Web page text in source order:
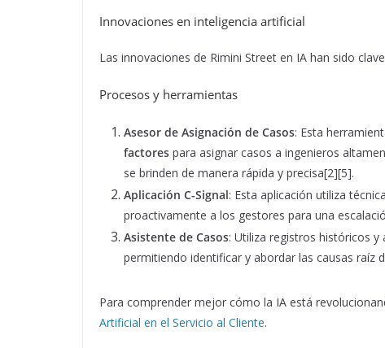
Innovaciones en inteligencia artificial
Las innovaciones de Rimini Street en IA han sido
Procesos y herramientas
Asesor de Asignación de Casos: Esta
factores para asignar casos a ingenieros
se brinden de manera rápida y precisa[2][5].
Aplicación C-Signal: Esta aplicación utiliza
proactivamente a los gestores para una
Asistente de Casos: Utiliza registros históricos y
permitiendo identificar y abordar las causas raíz
Para comprender mejor cómo la IA está
Artificial en el Servicio al Cliente.